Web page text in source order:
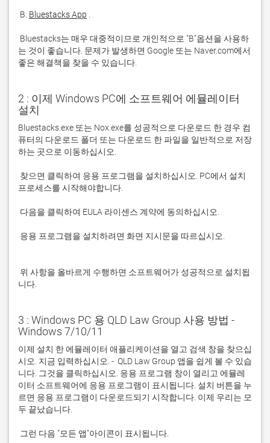
B. Bluestacks App
는 것이 좋습니다. 문제가 발생하면 Google 또는 Naver.com에서
좋은 해결책을 찾을 수 있습니다.
2 : 이제 Windows PC에 소프트웨어 에뮬레이터
설치
Bluestacks.exe 또는 Nox.exe를 성공적으로 다운로드 한 경우 컴
퓨터의 다운로드 폴더 또는 다운로드 한 파일을 일반적으로 저장
니다.
3 : Windows PC 용 QLD Law Group 사용 방법 -
Windows 7/10/11
이제 설치 한 에뮬레이터 애플리케이션을 열고 검색 창을 찾으십
시오. 지금 입력하십시오. -  QLD Law Group 앱을 쉽게 볼 수 있습
니다. 그것을 클릭하십시오. 응용 프로그램 창이 열리고 에뮬레
이터 소프트웨어에 응용 프로그램이 표시됩니다. 설치 버튼을 누
르면 응용 프로그램이 다운로드되기 시작합니다. 이제 우리는 모